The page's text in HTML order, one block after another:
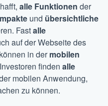
alle Funktionen der
und übersichtliche
Fastalle
auf der Webseite des
in dermobilen
finden alle
mobilen Anwendung,
zu können.